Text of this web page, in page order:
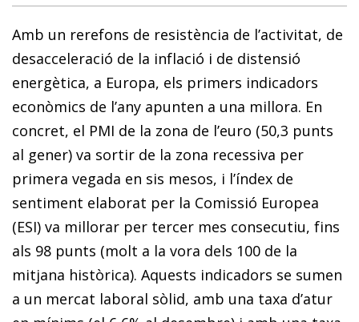
Amb un rerefons de resistència de l’activitat, de
desacceleració de la inflació i de distensió
energètica, a Europa, els primers indicadors
econòmics de l’any apunten a una millora. En
concret, el PMI de la zona de l’euro (50,3 punts
al gener) va sortir de la zona recessiva per
primera vegada en sis mesos, i l’índex de
sentiment elaborat per la Comissió Europea
(ESI) va millorar per tercer mes consecutiu, fins
als 98 punts (molt a la vora dels 100 de la
mitjana històrica). Aquests indicadors se sumen
a un mercat laboral sòlid, amb una taxa d’atur